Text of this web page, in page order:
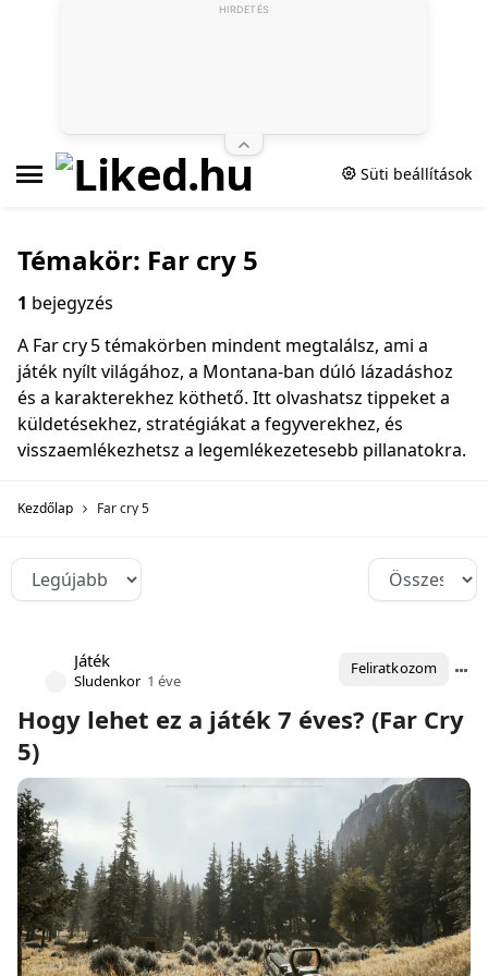
Süti beállítások
Témakör: Far cry 5
1 bejegyzés
A Far cry 5 témakörben mindent megtalálsz, ami a
játék nyílt világához, a Montana‑ban dúló lázadáshoz
és a karakterekhez köthető. Itt olvashatsz tippeket a
küldetésekhez, stratégiákat a fegyverekhez, és
visszaemlékezhetsz a legemlékezetesebb pillanatokra.
Kezdőlap Far cry 5
Játék
Sludenkor 1 éve
Feliratkozom
Hogy lehet ez a játék 7 éves? (Far Cry
5)
HIRDETÉS